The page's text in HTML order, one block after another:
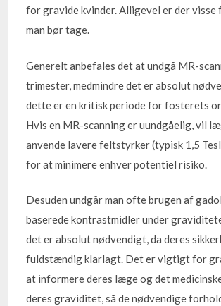
for gravide kvinder. Alligevel er der
man bør tage.
Generelt anbefales det at undgå MR-
trimester, medmindre det er absolut
dette er en kritisk periode for fosterets
Hvis en MR-scanning er uundgåelig, vil
anvende lavere feltstyrker (typisk 1,5
for at minimere enhver potentiel risiko.
Desuden undgår man ofte brugen af
baserede kontrastmidler under
det er absolut nødvendigt, da deres
fuldstændig klarlagt. Det er vigtigt for
at informere deres læge og det
deres graviditet, så de nødvendige